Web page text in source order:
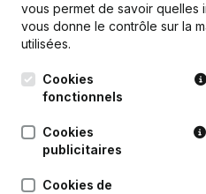
vous permet de savoir quelles
vous donne le contrôle sur la
utilisées.
Cookies
fonctionnels
Cookies
publicitaires
Cookies de
Français
Kantorenpark Everest
Leuvensesteenweg
1800 Vilvoorde